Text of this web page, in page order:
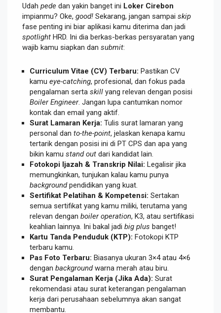
Udah pede dan yakin banget ini Loker Cirebon
impianmu? Oke, good! Sekarang, jangan sampai skip
fase penting ini biar aplikasi kamu diterima dan jadi
spotlight HRD. Ini dia berkas-berkas persyaratan yang
wajib kamu siapkan dan submit:
Curriculum Vitae (CV) Terbaru: Pastikan CV
kamu eye-catching, profesional, dan fokus pada
pengalaman serta skill yang relevan dengan posisi
Boiler Engineer. Jangan lupa cantumkan nomor
kontak dan email yang aktif.
Surat Lamaran Kerja: Tulis surat lamaran yang
personal dan to-the-point, jelaskan kenapa kamu
tertarik dengan posisi ini di PT CPS dan apa yang
bikin kamu stand out dari kandidat lain.
Fotokopi Ijazah & Transkrip Nilai: Legalisir jika
memungkinkan, tunjukan kalau kamu punya
backgroundpendidikan yang kuat.
Sertifikat Pelatihan & Kompetensi: Sertakan
semua sertifikat yang kamu miliki, terutama yang
relevan dengan boiler operation, K3, atau sertifikasi
keahlian lainnya. Ini bakal jadi big plus banget!
Kartu Tanda Penduduk (KTP): Fotokopi KTP
terbaru kamu.
Pas Foto Terbaru: Biasanya ukuran 3×4 atau 4×6
dengan backgroundwarna merah atau biru.
Surat Pengalaman Kerja (Jika Ada): Surat
rekomendasi atau surat keterangan pengalaman
kerja dari perusahaan sebelumnya akan sangat
membantu.